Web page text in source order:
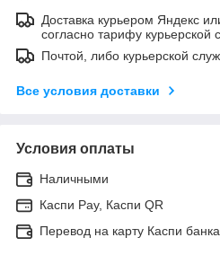
Доставка курьером Яндекс
согласно тарифу курьерской
Почтой, либо курьерской
Все условия доставки
Условия оплаты
Наличными
Каспи Pay, Каспи QR
Перевод на карту Каспи банка